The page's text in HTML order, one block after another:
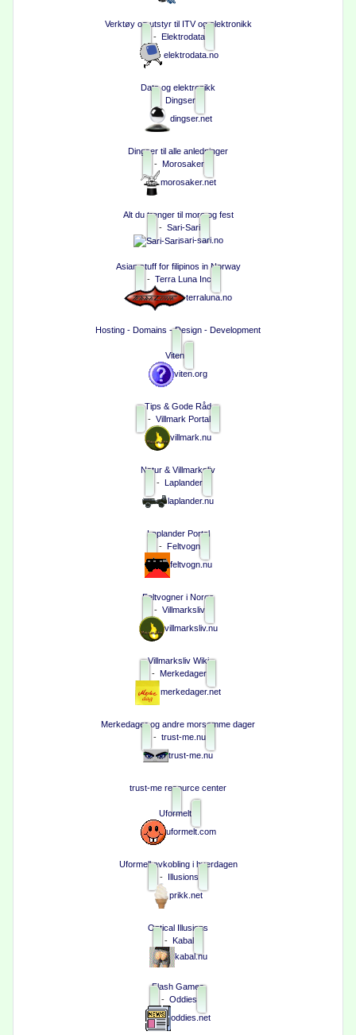
Verktøy og utstyr til ITV og elektronikk
- Elektrodata
elektrodata.no
Data og elektronikk
Dingser
dingser.net
Dingser til alle anledninger
- Morosaker
morosaker.net
Alt du trenger til moro og fest
- Sari-Sari
sari-sari.no
Asian stuff for filipinos in Norway
- Terra Luna Inc
terraluna.no
Hosting - Domains - Design - Development
Viten
viten.org
Tips & Gode Råd
- Villmark Portal
villmark.nu
Natur & Villmarksliv
- Laplander
laplander.nu
Laplander Portal
- Feltvogn
feltvogn.nu
Feltvogner i Norge
- Villmarksliv
villmarksliv.nu
Villmarksliv Wiki
- Merkedager
merkedager.net
Merkedager og andre morsomme dager
- trust-me.nu
trust-me.nu
trust-me resource center
Uformelt
uformelt.com
Uformell avkobling i hverdagen
- Illusions
prikk.net
Optical Illusions
- Kabal
kabal.nu
Flash Games
- Oddies
oddies.net